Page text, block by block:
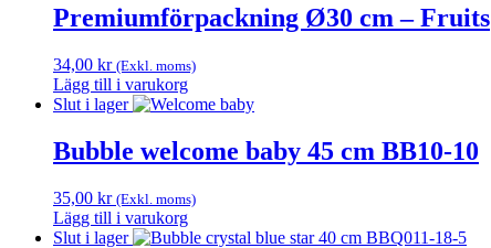
Premiumförpackning Ø30 cm – Fruits
34,00 kr (Exkl. moms)
Lägg till i varukorg
Slut i lager
Bubble welcome baby 45 cm BB10-10
35,00 kr (Exkl. moms)
Lägg till i varukorg
Slut i lager